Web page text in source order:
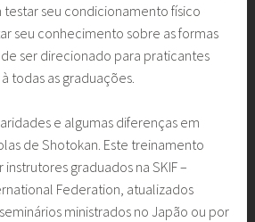
seu condicionamento físico
seu conhecimento sobre as formas
ser direcionado para praticantes
todas as graduações.
e algumas diferenças em
de Shotokan. Este treinamento
graduados na SKIF –
Federation, atualizados
ministrados no Japão ou por